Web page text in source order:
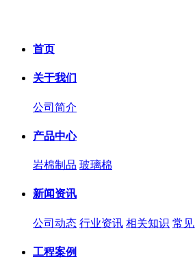
首页
关于我们
公司简介
产品中心
岩棉制品 玻璃棉
新闻资讯
公司动态 行业资讯 相关知识 常
工程案例